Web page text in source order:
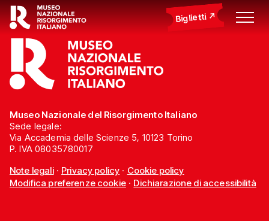
Biglietti
Museo Nazionale del Risorgimento Italiano
Sede legale:
Via Accademia delle Scienze 5, 10123 Torino
P. IVA 08035780017
Note legali· Privacy policy · Cookie policy
Modifica preferenze cookie· Dichiarazione di accessibilità